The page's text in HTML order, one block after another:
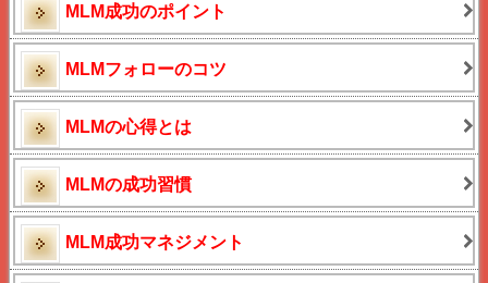
シングルマザー紗栄子
在宅MLM成功例と秘訣
成功を邪魔する○○病
MLM成功に不可欠なもの
神田昌典 成功者の告白
ネットビジネス探し方選び方
シングルマザー酒井法子
サンタ営業とお金
50万生保レディの記事反響
シンママ勝間和代の生き方
シンママ安藤美姫の生き方
〇〇がないMLMは嫌われる
MLMの基礎知識
運命を変える資格とは？
西山啓道社長とM3
ニュースキンロールアップ
MLM成功のポイント
MLMフォローのコツ
MLMの心得とは
MLMの成功習慣
MLM成功マネジメント